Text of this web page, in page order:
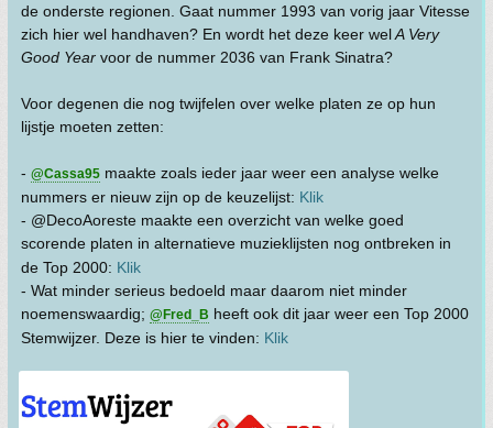
de onderste regionen. Gaat nummer 1993 van vorig jaar Vitesse
zich hier wel handhaven? En wordt het deze keer welA Very
Good Year voor de nummer 2036 van Frank Sinatra?
Voor degenen die nog twijfelen over welke platen ze op hun
lijstje moeten zetten:
- @Cassa95 maakte zoals ieder jaar weer een analyse welke
nummers er nieuw zijn op de keuzelijst: Klik
- @DecoAoreste maakte een overzicht van welke goed
scorende platen in alternatieve muzieklijsten nog ontbreken in
de Top 2000: Klik
- Wat minder serieus bedoeld maar daarom niet minder
noemenswaardig; @Fred_B heeft ook dit jaar weer een Top 2000
Stemwijzer. Deze is hier te vinden: Klik